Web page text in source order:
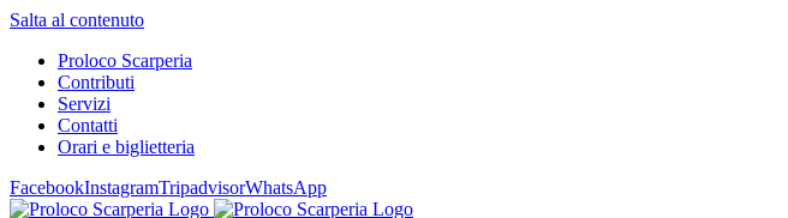
Salta al contenuto
Proloco Scarperia
Contributi
Servizi
Contatti
Orari e biglietteria
FacebookInstagramTripadvisorWhatsApp